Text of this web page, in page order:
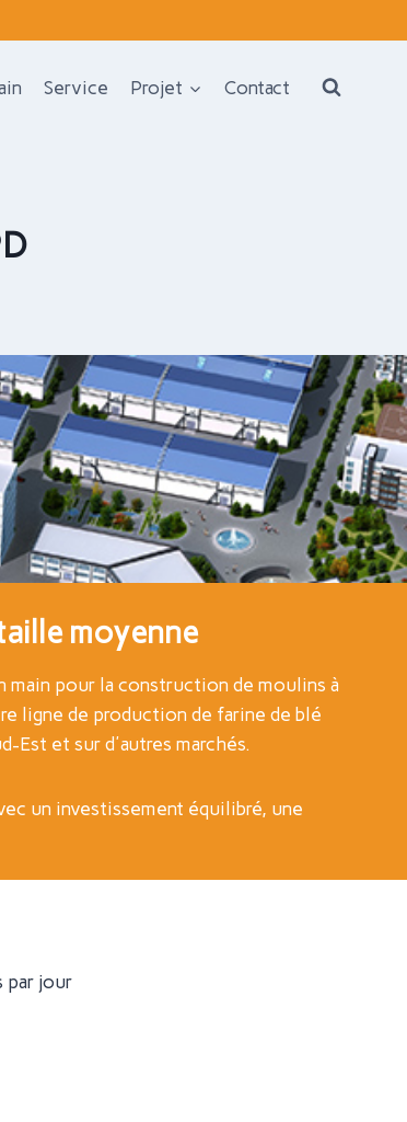
Service Projet Contact
moyenne
main pour la construction de moulins à
ligne de production de farine de blé
Est et sur d'autres marchés.
un investissement équilibré, une
par jour